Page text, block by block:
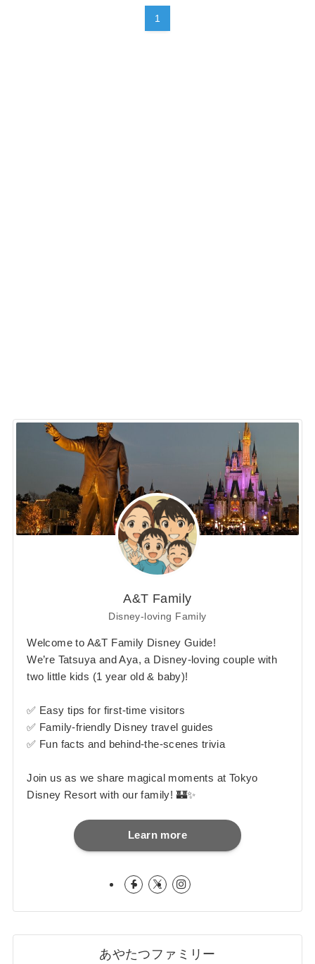
1
A&T Family
Disney-loving Family
Welcome to A&T Family Disney Guide!
We’re Tatsuya and Aya, a Disney-loving couple with
two little kids (1 year old & baby)!
✅ Easy tips for first-time visitors
✅ Family-friendly Disney travel guides
✅ Fun facts and behind-the-scenes trivia
Join us as we share magical moments at Tokyo
Disney Resort with our family! 🏰✨
Learn more
あやたつファミリー